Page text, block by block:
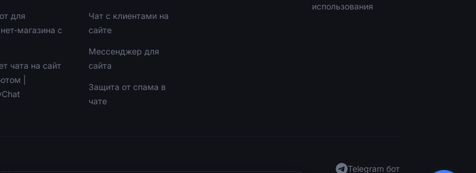
для
магазина с
чата на сайт
|
Чат с клиентами на
сайте
Мессенджер для
сайта
Защита от спама в
чате
использования
Telegram бот